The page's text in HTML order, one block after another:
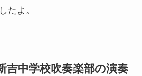
たよ。
吉中学校吹奏楽部の演奏